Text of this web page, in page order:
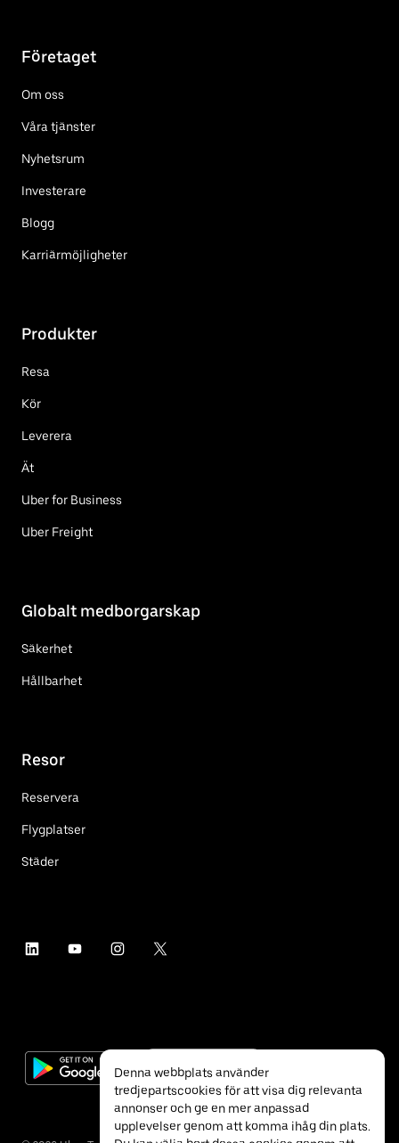
Företaget
Om oss
Våra tjänster
Nyhetsrum
Investerare
Blogg
Karriärmöjligheter
Produkter
Resa
Kör
Leverera
Ät
Uber for Business
Uber Freight
Globalt medborgarskap
Säkerhet
Hållbarhet
Resor
Reservera
Flygplatser
Städer
Denna webbplats använder
tredjepartscookies för att visa dig relevanta
annonser och ge en mer anpassad
upplevelser genom att komma ihåg din plats.